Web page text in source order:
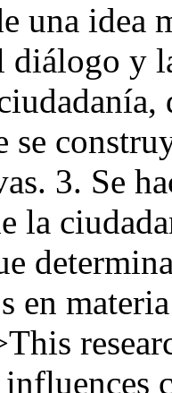
una idea
y
se
3. Se
la
en